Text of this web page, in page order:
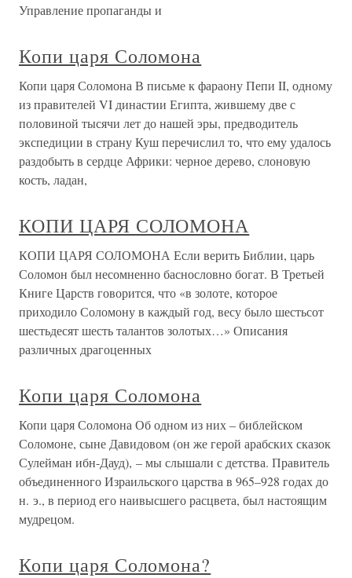
Управление пропаганды и
Копи царя Соломона
Копи царя Соломона В письме к фараону Пепи II, одному
из правителей VI династии Египта, жившему две с
половиной тысячи лет до нашей эры, предводитель
экспедиции в страну Куш перечислил то, что ему удалось
раздобыть в сердце Африки: черное дерево, слоновую
кость, ладан,
КОПИ ЦАРЯ СОЛОМОНА
КОПИ ЦАРЯ СОЛОМОНА Если верить Библии, царь
Соломон был несомненно баснословно богат. В Третьей
Книге Царств говорится, что «в золоте, которое
приходило Соломону в каждый год, весу было шестьсот
шестьдесят шесть талантов золотых…» Описания
различных драгоценных
Копи царя Соломона
Копи царя Соломона Об одном из них – библейском
Соломоне, сыне Давидовом (он же герой арабских сказок
Сулейман ибн-Дауд), – мы слышали с детства. Правитель
объединенного Израильского царства в 965–928 годах до
н. э., в период его наивысшего расцвета, был настоящим
мудрецом.
Копи царя Соломона?